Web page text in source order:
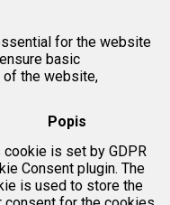
for the website
basic
the website,
Popis
cookie is set by GDPR
Consent plugin. The
is used to store the